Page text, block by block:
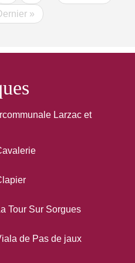
suivante
»
Larzac et
Tour Sur Sorgues
de Pas de jaux